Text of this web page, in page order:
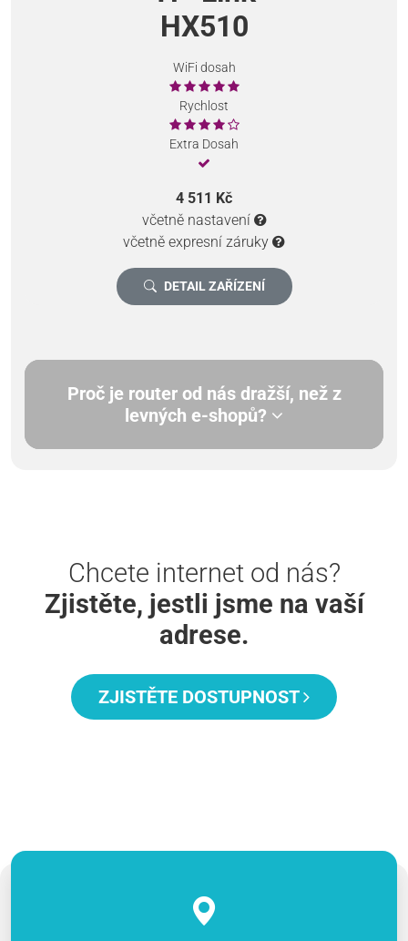
HX510
WiFi dosah
Rychlost
Extra Dosah
4 511 Kč
včetně nastavení
včetně expresní záruky
DETAIL ZAŘÍZENÍ
Proč je router od nás dražší, než z
levných e-shopů?
Chcete internet od nás?
Zjistěte, jestli jsme na vaší
adrese.
ZJISTĚTE DOSTUPNOST